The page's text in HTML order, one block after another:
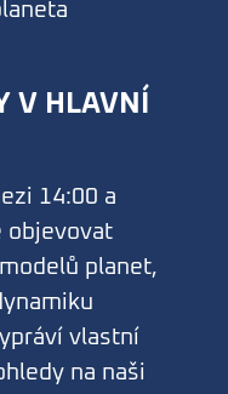
V HLAVNÍ
14:00 a
objevovat
planet,
vlastní
na naši